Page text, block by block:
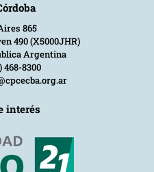
865
490 (X5000JHR)
Argentina
468-8300
interés